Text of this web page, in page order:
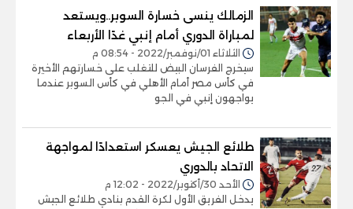
الزمالك ينسى خسارة السوبر..ويستعد
لمباراة الدوري أمام إنبي غدًا الأربعاء
الثلاثاء 01/نوفمبر/2022 - 08:54 م
سيخرج الفرسان البيض للتغلب على خسارتهم الأخيرة
في كأس مصر أمام الأهلي في كأس السوبر عندما
يواجهون إنبي في الجو
طلائع الجيش يعسكر استعدادًا لمواجهة
الاتحاد بالدوري
الأحد 30/أكتوبر/2022 - 12:02 م
يدخل الفريق الأول لكرة القدم بنادي طلائع الجيش